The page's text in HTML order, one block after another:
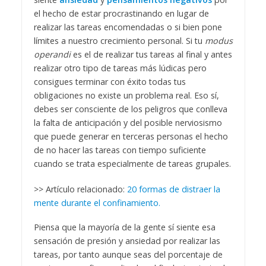
el hecho de estar procrastinando en lugar de
realizar las tareas encomendadas o si bien pone
límites a nuestro crecimiento personal. Si tu modus
operandies el de realizar tus tareas al final y antes
realizar otro tipo de tareas más lúdicas pero
consigues terminar con éxito todas tus
obligaciones no existe un problema real. Eso sí,
debes ser consciente de los peligros que conlleva
la falta de anticipación y del posible nerviosismo
que puede generar en terceras personas el hecho
de no hacer las tareas con tiempo suficiente
cuando se trata especialmente de tareas grupales.
>> Artículo relacionado: 20 formas de distraer la
mente durante el confinamiento.
Piensa que la mayoría de la gente sí siente esa
sensación de presión y ansiedad por realizar las
tareas, por tanto aunque seas del porcentaje de